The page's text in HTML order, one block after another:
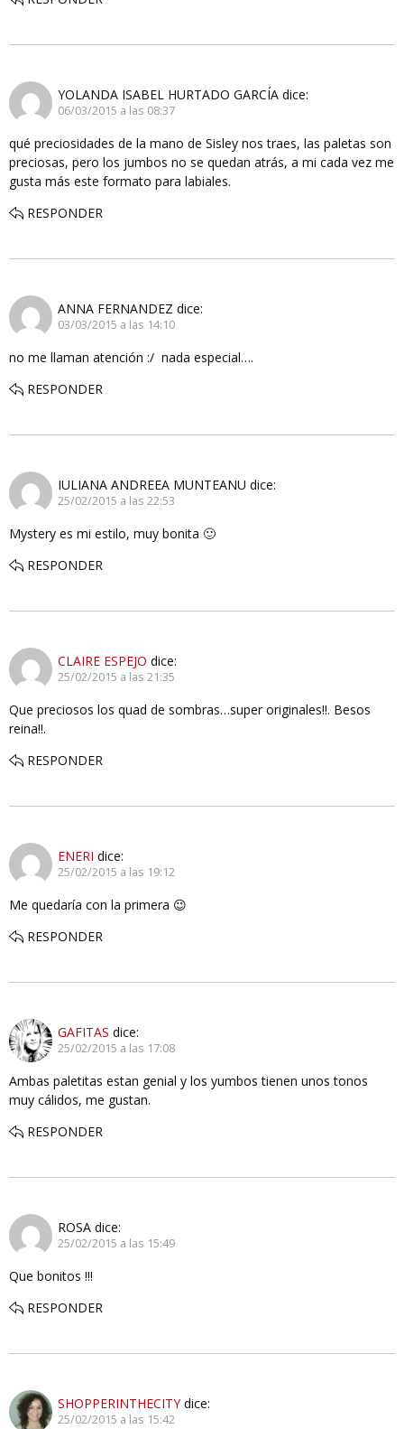
YOLANDA ISABEL HURTADO GARCÍA dice:
06/03/2015 a las 08:37
qué preciosidades de la mano de Sisley nos traes, las paletas son
preciosas, pero los jumbos no se quedan atrás, a mi cada vez me
gusta más este formato para labiales.
RESPONDER
ANNA FERNANDEZ dice:
03/03/2015 a las 14:10
no me llaman atención :/ nada especial….
RESPONDER
IULIANA ANDREEA MUNTEANU dice:
25/02/2015 a las 22:53
Mystery es mi estilo, muy bonita 🙂
RESPONDER
CLAIRE ESPEJO dice:
25/02/2015 a las 21:35
Que preciosos los quad de sombras…super originales!!. Besos
reina!!.
RESPONDER
ENERI dice:
25/02/2015 a las 19:12
Me quedaría con la primera 😉
RESPONDER
GAFITAS dice:
25/02/2015 a las 17:08
Ambas paletitas estan genial y los yumbos tienen unos tonos
muy cálidos, me gustan.
RESPONDER
ROSA dice:
25/02/2015 a las 15:49
Que bonitos !!!
RESPONDER
SHOPPERINTHECITY dice:
25/02/2015 a las 15:42